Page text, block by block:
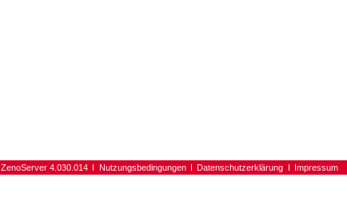
ZenoServer 4.030.014 Nutzungsbedingungen Datenschutzerklärung Impressum